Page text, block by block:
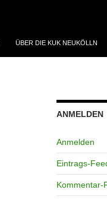
ÜBER DIE KUK NEUKÖLLN
ANMELDEN
Anmelden
Eintrags-
Kommentar-